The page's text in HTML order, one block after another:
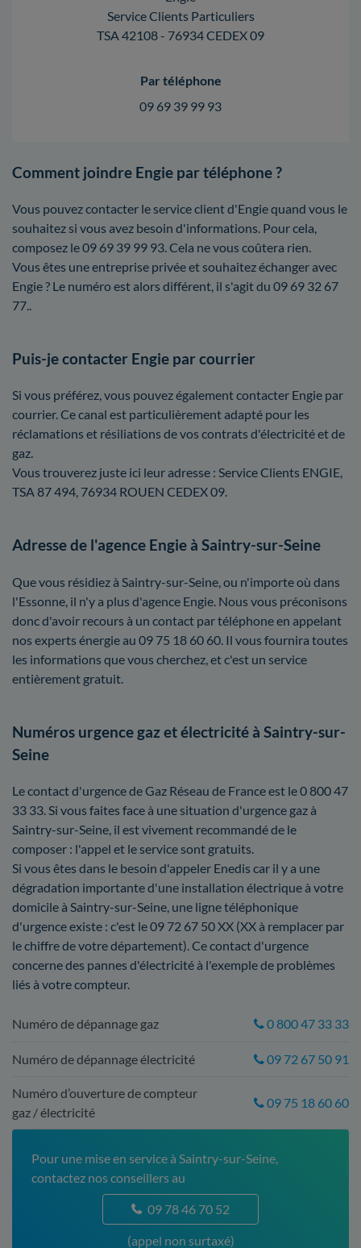
Service Clients Particuliers
TSA 42108 - 76934 CEDEX 09
Par téléphone
09 69 39 99 93
Comment joindre Engie par téléphone ?
Vous pouvez contacter le service client d'Engie quand vous le
souhaitez si vous avez besoin d'informations. Pour cela,
composez le 09 69 39 99 93. Cela ne vous coûtera rien.
Vous êtes une entreprise privée et souhaitez échanger avec
Engie ? Le numéro est alors différent, il s'agit du 09 69 32 67
77..
Puis-je contacter Engie par courrier
Si vous préférez, vous pouvez également contacter Engie par
courrier. Ce canal est particulièrement adapté pour les
réclamations et résiliations de vos contrats d'électricité et de
gaz.
Vous trouverez juste ici leur adresse : Service Clients ENGIE,
TSA 87 494, 76934 ROUEN CEDEX 09.
Adresse de l'agence Engie à Saintry-sur-Seine
Que vous résidiez à Saintry-sur-Seine, ou n'importe où dans
l'Essonne, il n'y a plus d'agence Engie. Nous vous préconisons
donc d'avoir recours à un contact par téléphone en appelant
nos experts énergie au 09 75 18 60 60. Il vous fournira toutes
les informations que vous cherchez, et c'est un service
entièrement gratuit.
Numéros urgence gaz et électricité à Saintry-sur-
Seine
Le contact d'urgence de Gaz Réseau de France est le 0 800 47
33 33. Si vous faites face à une situation d'urgence gaz à
Saintry-sur-Seine, il est vivement recommandé de le
composer : l'appel et le service sont gratuits.
Si vous êtes dans le besoin d'appeler Enedis car il y a une
dégradation importante d'une installation électrique à votre
domicile à Saintry-sur-Seine, une ligne téléphonique
d'urgence existe : c'est le 09 72 67 50 XX (XX à remplacer par
le chiffre de votre département). Ce contact d'urgence
concerne des pannes d'électricité à l'exemple de problèmes
liés à votre compteur.
Numéro de dépannage gaz 0 800 47 33 33
Numéro de dépannage électricité 09 72 67 50 91
Numéro d’ouverture de compteur
gaz / électricité
09 75 18 60 60
Pour une mise en service à Saintry-sur-Seine,
contactez nos conseillers au
09 78 46 70 52
(appel non surtaxé)